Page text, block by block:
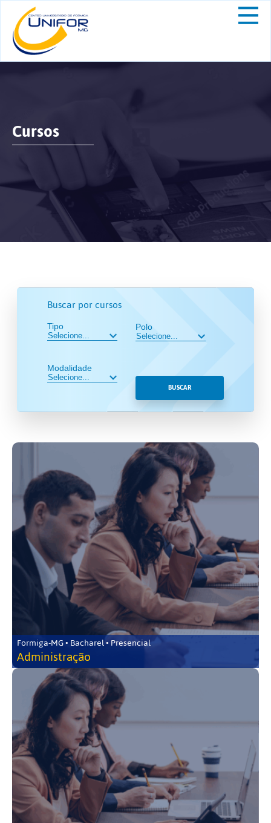
Cursos
Buscar por cursos
Tipo
Modalidade
Polo
BUSCAR
Formiga-MG • Bacharel • Presencial
Administração